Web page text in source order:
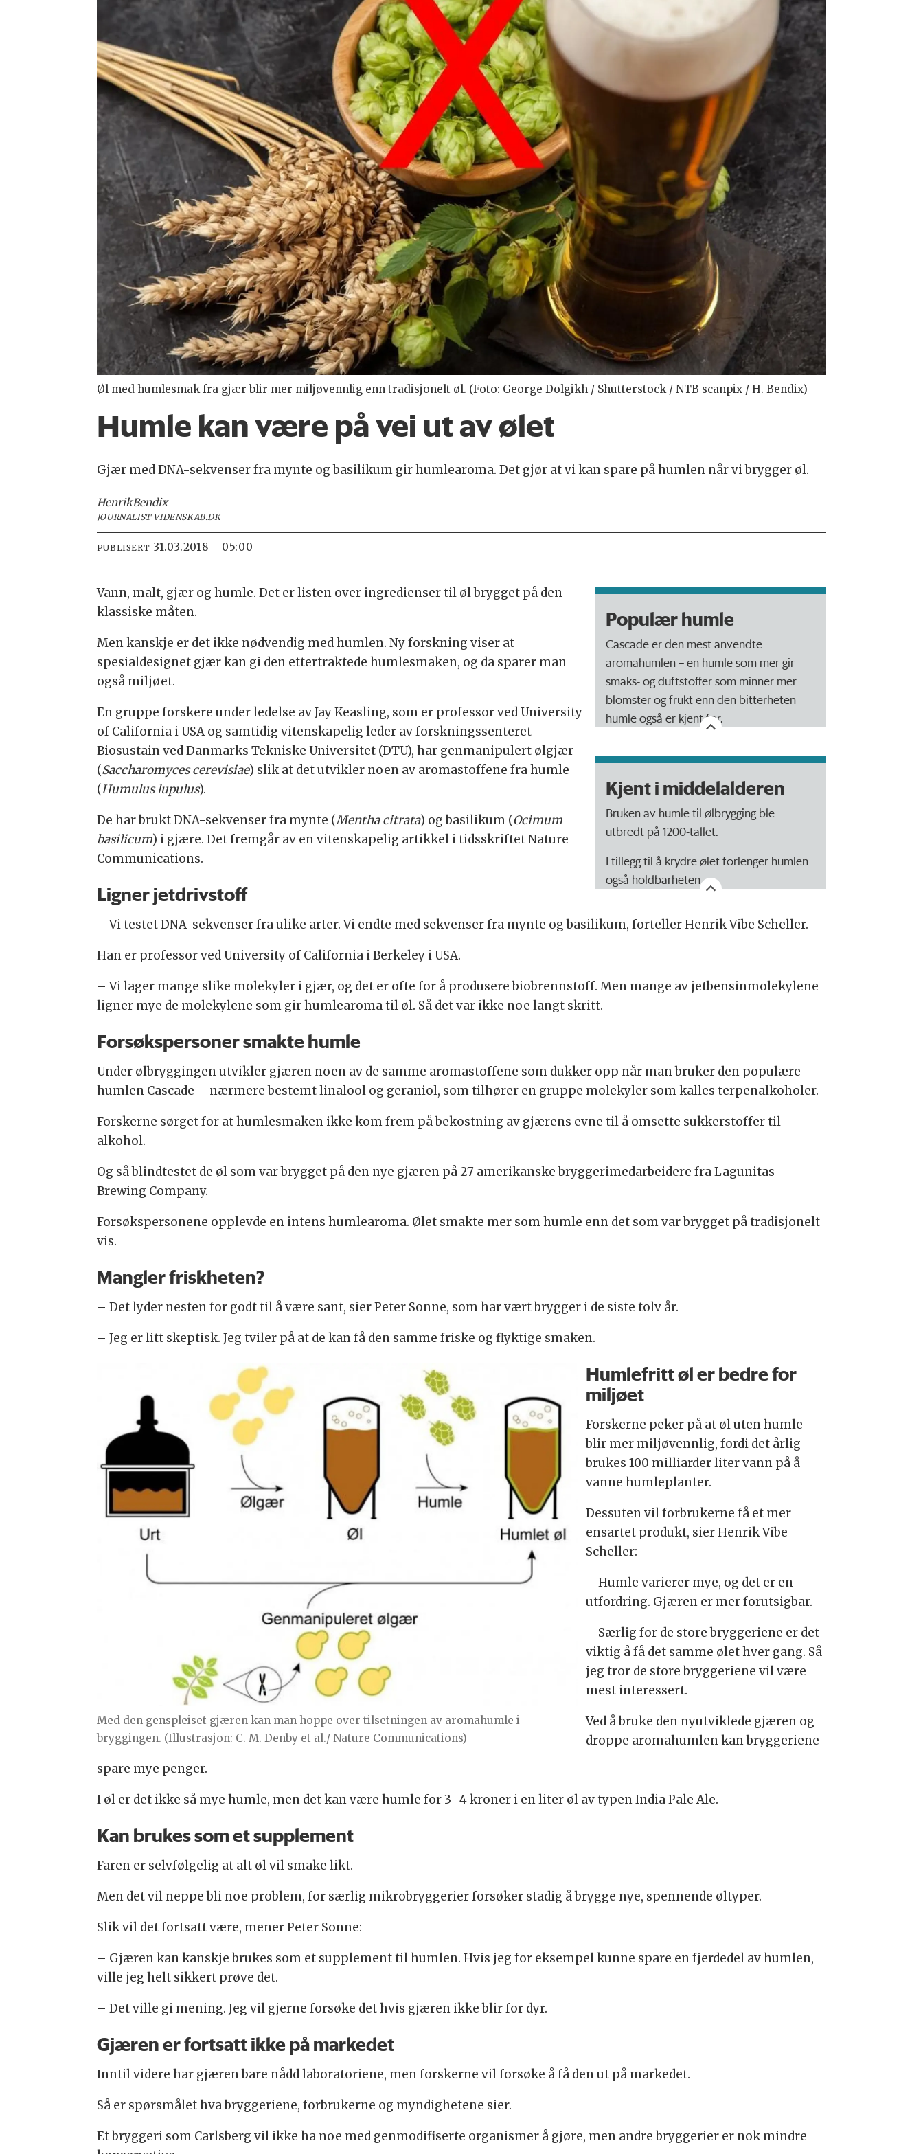
Øl med humlesmak fra gjær blir mer miljøvennlig enn tradisjonelt øl. (Foto: George Dolgikh / Shutterstock / NTB scanpix / H. Bendix)
Humle kan være på vei ut av ølet
Gjær med DNA-sekvenser fra mynte og basilikum gir humlearoma. Det gjør at vi kan spare på humlen når vi brygger øl.
HenrikBendix
JOURNALIST VIDENSKAB.DK
PUBLISERT 31.03.2018 - 05:00
Populær humle
Cascade er den mest anvendte
aromahumlen – en humle som mer gir
smaks- og duftstoffer som minner mer
blomster og frukt enn den bitterheten
humle også er kjent for.
Kjent i middelalderen
Bruken av humle til ølbrygging ble
utbredt på 1200-tallet.
I tillegg til å krydre ølet forlenger humlen
også holdbarheten.
Vann, malt, gjær og humle. Det er listen over ingredienser til øl brygget på den
klassiske måten.
Men kanskje er det ikke nødvendig med humlen. Ny forskning viser at
spesialdesignet gjær kan gi den ettertraktede humlesmaken, og da sparer man
også miljøet.
En gruppe forskere under ledelse av Jay Keasling, som er professor ved University
of California i USA og samtidig vitenskapelig leder av forskningssenteret
Biosustain ved Danmarks Tekniske Universitet (DTU), har genmanipulert ølgjær
(Saccharomyces cerevisiae) slik at det utvikler noen av aromastoffene fra humle
(Humulus lupulus).
De har brukt DNA-sekvenser fra mynte (Mentha citrata) og basilikum (Ocimum
basilicum) i gjære. Det fremgår av en vitenskapelig artikkel i tidsskriftet Nature
Communications.
Ligner jetdrivstoff
– Vi testet DNA-sekvenser fra ulike arter. Vi endte med sekvenser fra mynte og basilikum, forteller Henrik Vibe Scheller.
Han er professor ved University of California i Berkeley i USA.
– Vi lager mange slike molekyler i gjær, og det er ofte for å produsere biobrennstoff. Men mange av jetbensinmolekylene
ligner mye de molekylene som gir humlearoma til øl. Så det var ikke noe langt skritt.
Forsøkspersoner smakte humle
Under ølbryggingen utvikler gjæren noen av de samme aromastoffene som dukker opp når man bruker den populære
humlen Cascade – nærmere bestemt linalool og geraniol, som tilhører en gruppe molekyler som kalles terpenalkoholer.
Forskerne sørget for at humlesmaken ikke kom frem på bekostning av gjærens evne til å omsette sukkerstoffer til
alkohol.
Og så blindtestet de øl som var brygget på den nye gjæren på 27 amerikanske bryggerimedarbeidere fra Lagunitas
Brewing Company.
Forsøkspersonene opplevde en intens humlearoma. Ølet smakte mer som humle enn det som var brygget på tradisjonelt
vis.
Mangler friskheten?
– Det lyder nesten for godt til å være sant, sier Peter Sonne, som har vært brygger i de siste tolv år.
– Jeg er litt skeptisk. Jeg tviler på at de kan få den samme friske og flyktige smaken.
Med den genspleiset gjæren kan man hoppe over tilsetningen av aromahumle i
bryggingen. (Illustrasjon: C. M. Denby et al./ Nature Communications)
Humlefritt øl er bedre for
miljøet
Forskerne peker på at øl uten humle
blir mer miljøvennlig, fordi det årlig
brukes 100 milliarder liter vann på å
vanne humleplanter.
Dessuten vil forbrukerne få et mer
ensartet produkt, sier Henrik Vibe
Scheller:
– Humle varierer mye, og det er en
utfordring. Gjæren er mer forutsigbar.
– Særlig for de store bryggeriene er det
viktig å få det samme ølet hver gang. Så
jeg tror de store bryggeriene vil være
mest interessert.
Ved å bruke den nyutviklede gjæren og
droppe aromahumlen kan bryggeriene
spare mye penger.
I øl er det ikke så mye humle, men det kan være humle for 3–4 kroner i en liter øl av typen India Pale Ale.
Kan brukes som et supplement
Faren er selvfølgelig at alt øl vil smake likt.
Men det vil neppe bli noe problem, for særlig mikrobryggerier forsøker stadig å brygge nye, spennende øltyper.
Slik vil det fortsatt være, mener Peter Sonne:
– Gjæren kan kanskje brukes som et supplement til humlen. Hvis jeg for eksempel kunne spare en fjerdedel av humlen,
ville jeg helt sikkert prøve det.
– Det ville gi mening. Jeg vil gjerne forsøke det hvis gjæren ikke blir for dyr.
Gjæren er fortsatt ikke på markedet
Inntil videre har gjæren bare nådd laboratoriene, men forskerne vil forsøke å få den ut på markedet.
Så er spørsmålet hva bryggeriene, forbrukerne og myndighetene sier.
Et bryggeri som Carlsberg vil ikke ha noe med genmodifiserte organismer å gjøre, men andre bryggerier er nok mindre